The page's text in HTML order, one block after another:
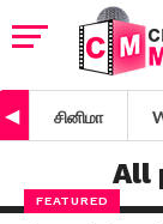
சினிமா
All
FEATURED